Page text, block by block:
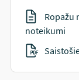
Ropažu
noteikumi